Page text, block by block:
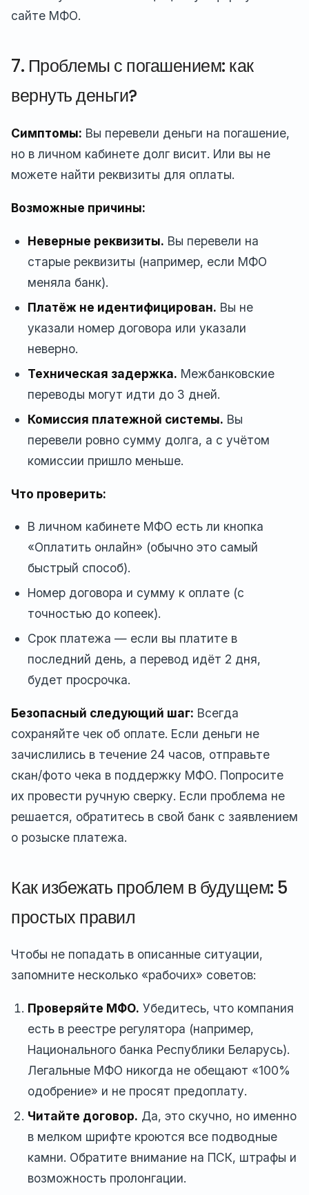
сайте МФО.
7. Проблемы с погашением: как
вернуть деньги?
Симптомы: Вы перевели деньги на погашение,
но в личном кабинете долг висит. Или вы не
можете найти реквизиты для оплаты.
Возможные причины:
Неверные реквизиты. Вы перевели на
старые реквизиты (например, если МФО
меняла банк).
Платёж не идентифицирован. Вы не
указали номер договора или указали
неверно.
Техническая задержка. Межбанковские
переводы могут идти до 3 дней.
Комиссия платежной системы. Вы
перевели ровно сумму долга, а с учётом
комиссии пришло меньше.
Что проверить:
В личном кабинете МФО есть ли кнопка
«Оплатить онлайн» (обычно это самый
быстрый способ).
Номер договора и сумму к оплате (с
точностью до копеек).
Срок платежа — если вы платите в
последний день, а перевод идёт 2 дня,
будет просрочка.
Безопасный следующий шаг: Всегда
сохраняйте чек об оплате. Если деньги не
зачислились в течение 24 часов, отправьте
скан/фото чека в поддержку МФО. Попросите
их провести ручную сверку. Если проблема не
решается, обратитесь в свой банк с заявлением
о розыске платежа.
Как избежать проблем в будущем: 5
простых правил
Чтобы не попадать в описанные ситуации,
запомните несколько «рабочих» советов:
Проверяйте МФО. Убедитесь, что компания
есть в реестре регулятора (например,
Национального банка Республики Беларусь).
Легальные МФО никогда не обещают «100%
одобрение» и не просят предоплату.
Читайте договор. Да, это скучно, но именно
в мелком шрифте кроются все подводные
камни. Обратите внимание на ПСК, штрафы и
возможность пролонгации.